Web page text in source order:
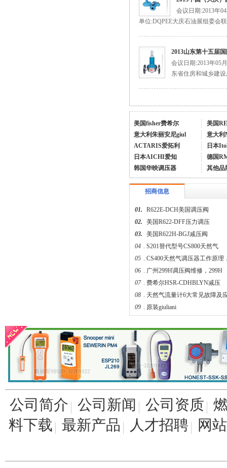
fisher煤气减压阀FS-67CH-743
会议日期:2013年
单位:DQPEE大庆石油展组委会
2013山东第十五届
会议日期:2013年05
东省住房和城乡建
美国fisher费希尔
美国
意大利朱丽安尼giul
意大利
ACTARIS爱拓利
日本
日本AICHI爱知
德国
韩国华映调压器
其他品
招商信息
01.
R622E-DCH美国调压阀
02.
美国R622-DFF压力调压
03.
美国R622H-BGJ减压阀
04 . S201替代型号CS800天然气
05 . CS400天然气调压器工作原理
06 . 广州299H调压阀维修，299H
07 . 费希尔HSR-CDHBLYN减压
08 . 天然气流量计6大常见故障及
09 . 原装giuliani
公司简介 公司新闻 公司资质
料下载 最新产品 人才招聘 网